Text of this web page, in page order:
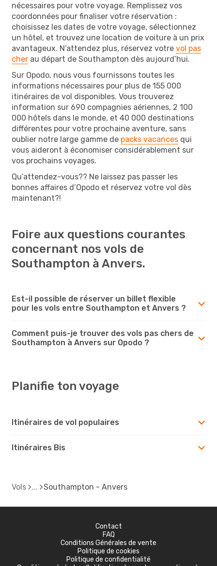
nécessaires pour votre voyage. Remplissez vos
coordonnées pour finaliser votre réservation :
choisissez les dates de votre voyage, sélectionnez
un hôtel, et trouvez une location de voiture à un prix
avantageux. N’attendez plus, réservez votre vol pas
cher au départ de Southampton dès aujourd’hui.
Sur Opodo, nous vous fournissons toutes les
informations nécessaires pour plus de 155 000
itinéraires de vol disponibles. Vous trouverez
information sur 690 compagnies aériennes, 2 100
000 hôtels dans le monde, et 40 000 destinations
différentes pour votre prochaine aventure, sans
oublier notre large gamme de packs vacances qui
vous aideront à économiser considérablement sur
vos prochains voyages.
Qu’attendez-vous?? Ne laissez pas passer les
bonnes affaires d’Opodo et réservez votre vol dès
maintenant?!
Foire aux questions courantes
concernant nos vols de
Southampton à Anvers.
Est-il possible de réserver un billet flexible
pour les vols entre Southampton et Anvers ?
Comment puis-je trouver des vols pas chers de
Southampton à Anvers sur Opodo ?
Planifie ton voyage
Itinéraires de vol populaires
Itinéraires Bis
Vols Southampton - Anvers
Contact
FAQ
Conditions Générales de vente
Politique de cookies
Politique de confidentialité